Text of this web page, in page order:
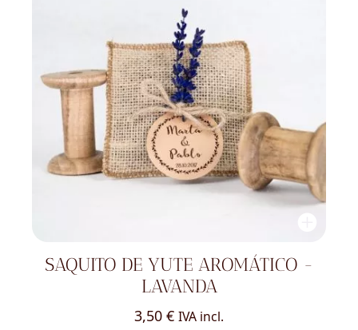
SAQUITO DE YUTE AROMÁTICO -
LAVANDA
3,50 € IVA incl.